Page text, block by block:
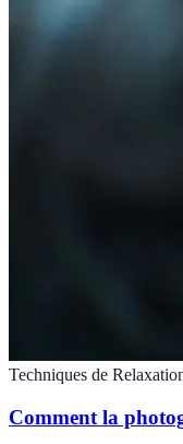
Techniques de
Comment la